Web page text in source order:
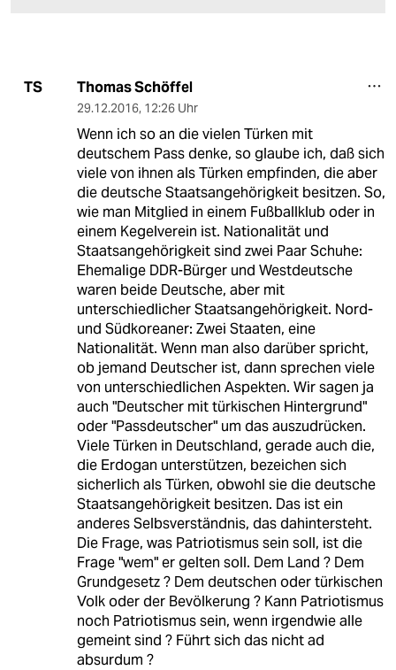
TS Thomas Schöffel
29.12.2016, 12:26 Uhr
Wenn ich so an die vielen Türken mit
deutschem Pass denke, so glaube ich, daß sich
viele von ihnen als Türken empfinden, die aber
die deutsche Staatsangehörigkeit besitzen. So,
wie man Mitglied in einem Fußballklub oder in
einem Kegelverein ist. Nationalität und
Staatsangehörigkeit sind zwei Paar Schuhe:
Ehemalige DDR-Bürger und Westdeutsche
waren beide Deutsche, aber mit
unterschiedlicher Staatsangehörigkeit. Nord-
und Südkoreaner: Zwei Staaten, eine
Nationalität. Wenn man also darüber spricht,
ob jemand Deutscher ist, dann sprechen viele
von unterschiedlichen Aspekten. Wir sagen ja
auch "Deutscher mit türkischen Hintergrund"
oder "Passdeutscher" um das auszudrücken.
Viele Türken in Deutschland, gerade auch die,
die Erdogan unterstützen, bezeichen sich
sicherlich als Türken, obwohl sie die deutsche
Staatsangehörigkeit besitzen. Das ist ein
anderes Selbsverständnis, das dahintersteht.
Die Frage, was Patriotismus sein soll, ist die
Frage "wem" er gelten soll. Dem Land ? Dem
Grundgesetz ? Dem deutschen oder türkischen
Volk oder der Bevölkerung ? Kann Patriotismus
noch Patriotismus sein, wenn irgendwie alle
gemeint sind ? Führt sich das nicht ad
absurdum ?